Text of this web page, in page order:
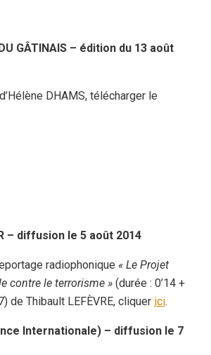
DU GÂTINAIS – édition du 13 août
DHAMS, télécharger le
– diffusion le 5 août 2014
radiophonique « Le Projet
contre le terrorisme » (durée : 0’14 +
de Thibault LEFÈVRE, cliquer ici.
Internationale) – diffusion le 7